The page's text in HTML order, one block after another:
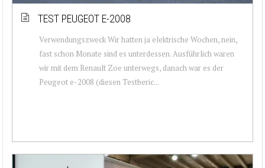
TEST PEUGEOT E-2008
Verwendungszweck Wir hatten ja elektrische Wochen, nein,
fast schon Monate sind es unterdessen. Ausführlich waren
wir mit dem Renault Zoe unterwegs, danach war es der
Peugeot e-2008 (diesen Testberic...